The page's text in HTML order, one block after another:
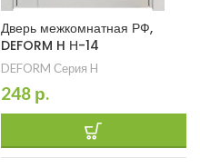
Дверь межкомнатная РФ,
DEFORM H Н-14
DEFORM Серия H
248 р.